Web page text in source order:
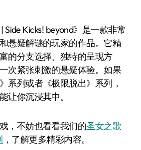
Side Kicks! beyond》是一款非常
悬疑解谜的玩家的作品。它精
的分支选择、独特的呈现方
次紧张刺激的悬疑体验。如果
系列或者《极限脱出》系列，
让你沉浸其中。
，不妨也看看我们的圣女之歌
，了解更多精彩内容。